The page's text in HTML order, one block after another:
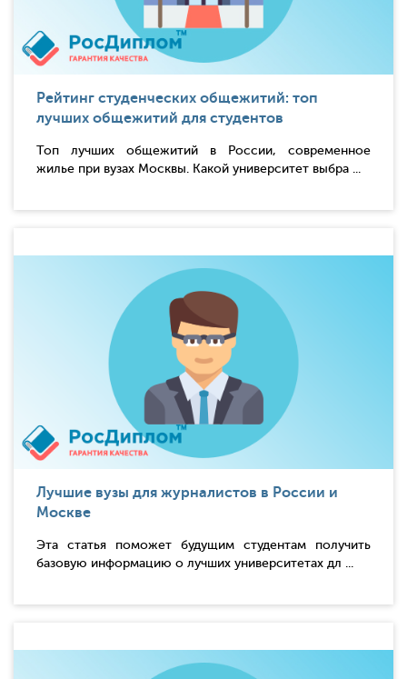
Рейтинг студенческих общежитий: топ
лучших общежитий для студентов
Топ лучших общежитий в России, современное
жилье при вузах Москвы. Какой университет выбра ...
Лучшие вузы для журналистов в России и
Москве
Эта статья поможет будущим студентам получить
базовую информацию о лучших университетах дл ...